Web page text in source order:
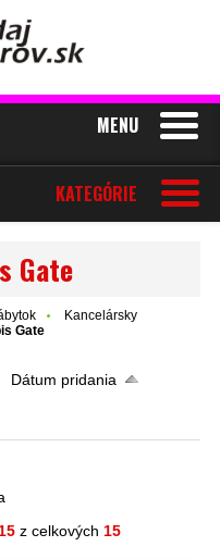
MENU
KATEGÓRIE
Gate
Kancelársky
Gate
Dátum pridania
z celkových 15